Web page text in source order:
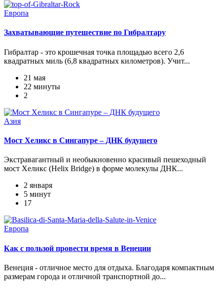
Европа
Захватывающие путешествие по Гибралтару
Гибралтар - это крошечная точка площадью всего 2,6
квадратных миль (6,8 квадратных километров). Учит...
21 мая
22 минуты
2
Азия
Мост Хеликс в Сингапуре – ДНК будущего
Экстравагантный и необыкновенно красивый пешеходный
мост Хеликс (Helix Bridge) в форме молекулы ДНК...
2 января
5 минут
17
Европа
Как с пользой провести время в Венеции
Венеция - отличное место для отдыха. Благодаря компактным
размерам города и отличной транспортной до...